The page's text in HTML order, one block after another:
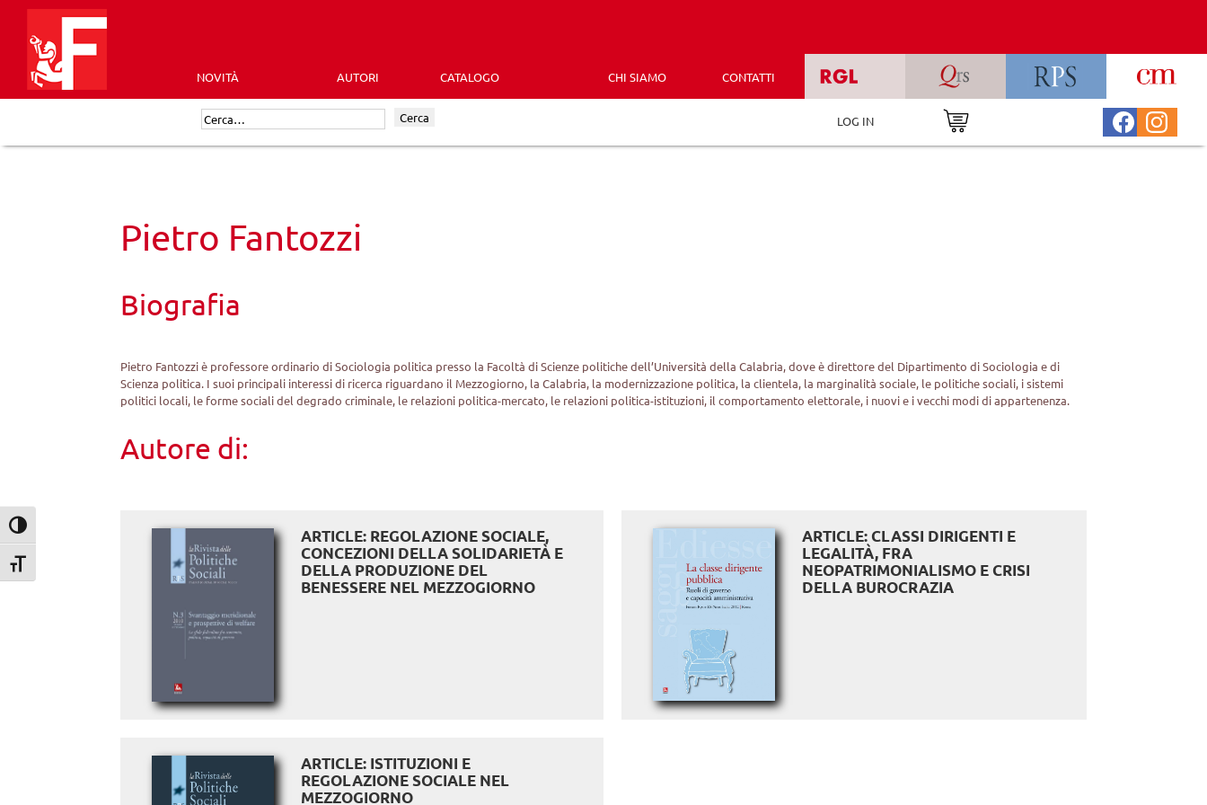
Attiva/disattiva alto contrasto
Attiva/disattiva dimensione testo
content
Futura
Editrice
NOVITÀ AUTORI CATALOGO CHI SIAMO CONTATTI
Cerca: Cerca LOG IN
Pietro Fantozzi
Biografia
Pietro Fantozzi è professore ordinario di Sociologia politica presso la Facoltà di Scienze politiche dell’Università della Calabria, dove è direttore del Dipartimento di Sociologia e di
Scienza politica. I suoi principali interessi di ricerca riguardano il Mezzogiorno, la Calabria, la modernizzazione politica, la clientela, la marginalità sociale, le politiche sociali, i sistemi
politici locali, le forme sociali del degrado criminale, le relazioni politica-mercato, le relazioni politica-istituzioni, il comportamento elettorale, i nuovi e i vecchi modi di appartenenza.
Autore di:
ARTICLE: REGOLAZIONE SOCIALE,
CONCEZIONI DELLA SOLIDARIETÀ E
DELLA PRODUZIONE DEL
BENESSERE NEL MEZZOGIORNO
ARTICLE: CLASSI DIRIGENTI E
LEGALITÀ, FRA
NEOPATRIMONIALISMO E CRISI
DELLA BUROCRAZIA
ARTICLE: ISTITUZIONI E
REGOLAZIONE SOCIALE NEL
MEZZOGIORNO